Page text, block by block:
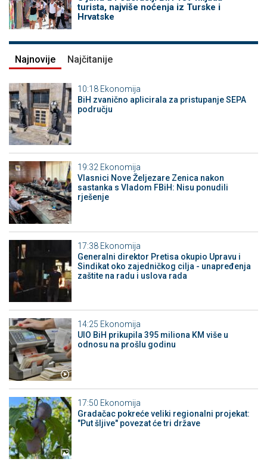
turista, najviše noćenja iz Turske i
Hrvatske
Najnovije Najčitanije
10:18 Ekonomija
BiH zvanično aplicirala za pristupanje SEPA
području
19:32 Ekonomija
Vlasnici Nove Željezare Zenica nakon
sastanka s Vladom FBiH: Nisu ponudili
rješenje
17:38 Ekonomija
Generalni direktor Pretisa okupio Upravu i
Sindikat oko zajedničkog cilja - unapređenja
zaštite na radu i uslova rada
14:25 Ekonomija
UIO BiH prikupila 395 miliona KM više u
odnosu na prošlu godinu
17:50 Ekonomija
Gradačac pokreće veliki regionalni projekat:
"Put šljive" povezat će tri države